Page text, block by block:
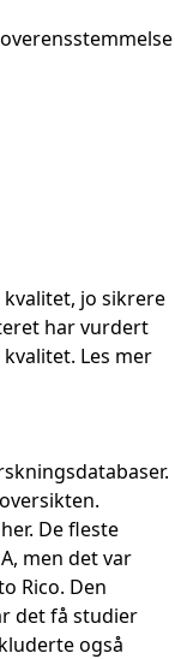
jo sikrere
har vurdert
Les mer
De fleste
men det var
Rico. Den
det få studier
også